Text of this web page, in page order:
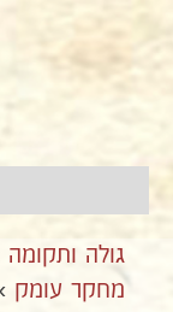
גולה ותקומה
מחקר עומק